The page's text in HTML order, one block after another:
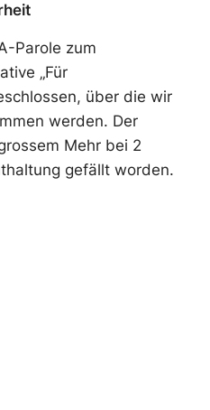
Parole zum
„Für
über die wir
werden. Der
Mehr bei 2
gefällt worden.